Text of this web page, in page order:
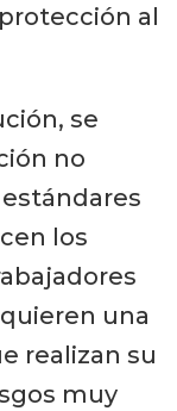
al
se
no
los
una
realizan su
muy